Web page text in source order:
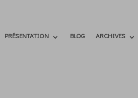
PRÉSENTATION BLOG ARCHIVES